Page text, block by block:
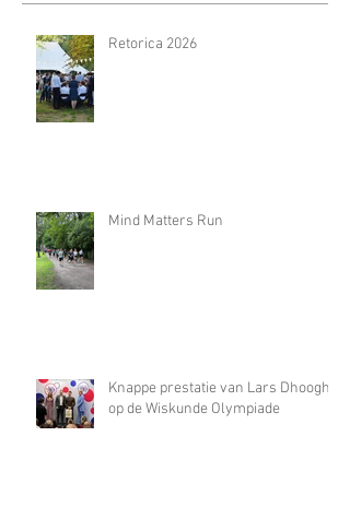
Retorica 2026
Mind Matters Run
Knappe prestatie van Lars Dhooghe
op de Wiskunde Olympiade